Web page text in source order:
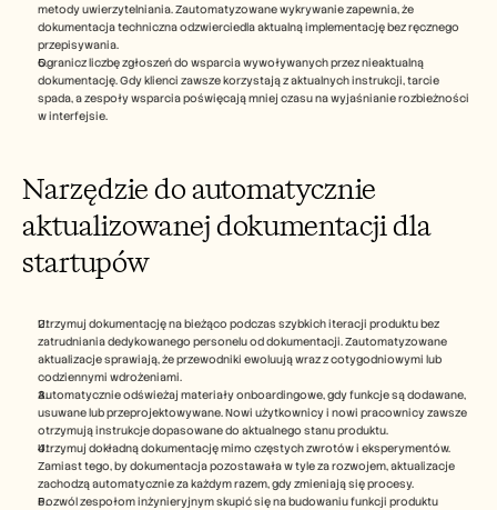
metody uwierzytelniania. Zautomatyzowane wykrywanie zapewnia, że
dokumentacja techniczna odzwierciedla aktualną implementację bez ręcznego
przepisywania.
Ogranicz liczbę zgłoszeń do wsparcia wywoływanych przez nieaktualną
dokumentację. Gdy klienci zawsze korzystają z aktualnych instrukcji, tarcie
spada, a zespoły wsparcia poświęcają mniej czasu na wyjaśnianie rozbieżności
w interfejsie.
Narzędzie do automatycznie
aktualizowanej dokumentacji dla
startupów
Utrzymuj dokumentację na bieżąco podczas szybkich iteracji produktu bez
zatrudniania dedykowanego personelu od dokumentacji. Zautomatyzowane
aktualizacje sprawiają, że przewodniki ewoluują wraz z cotygodniowymi lub
codziennymi wdrożeniami.
Automatycznie odświeżaj materiały onboardingowe, gdy funkcje są dodawane,
usuwane lub przeprojektowywane. Nowi użytkownicy i nowi pracownicy zawsze
otrzymują instrukcje dopasowane do aktualnego stanu produktu.
Utrzymuj dokładną dokumentację mimo częstych zwrotów i eksperymentów.
Zamiast tego, by dokumentacja pozostawała w tyle za rozwojem, aktualizacje
zachodzą automatycznie za każdym razem, gdy zmieniają się procesy.
Pozwól zespołom inżynieryjnym skupić się na budowaniu funkcji produktu